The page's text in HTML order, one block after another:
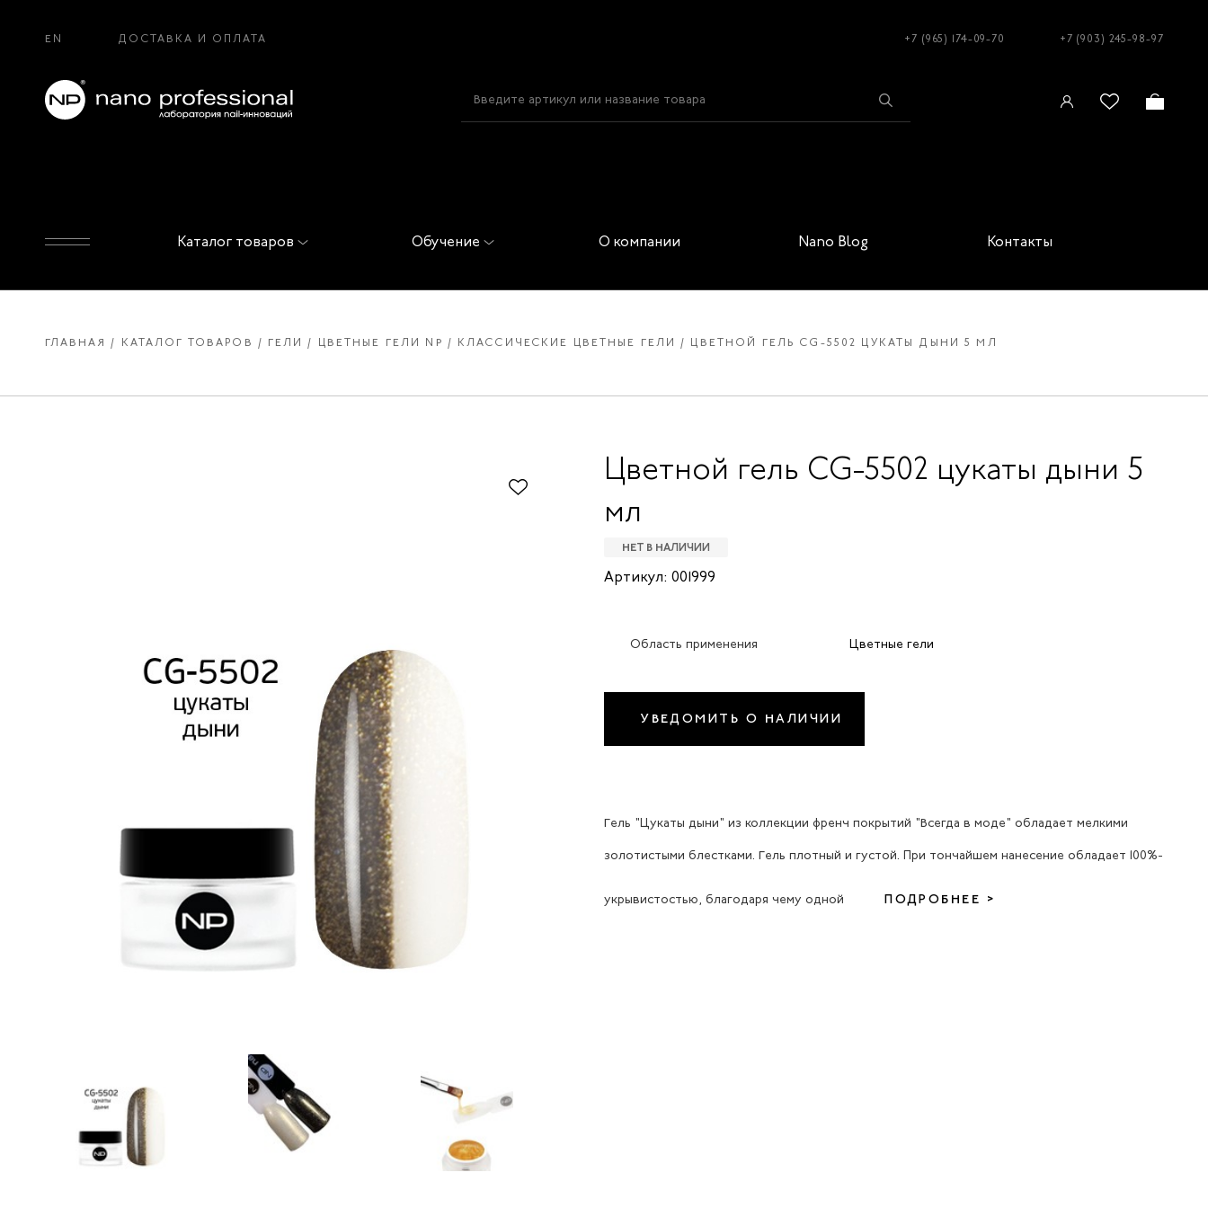
EN ДОСТАВКА И ОПЛАТА +7 (965) 174-09-70 +7 (903) 245-98-97
Каталог товаров Обучение О компании Nano Blog Контакты
ГЛАВНАЯ КАТАЛОГ ТОВАРОВ ГЕЛИ ЦВЕТНЫЕ ГЕЛИ NP КЛАССИЧЕСКИЕ ЦВЕТНЫЕ ГЕЛИ ЦВЕТНОЙ ГЕЛЬ CG-5502 ЦУКАТЫ ДЫНИ 5 МЛ
Цветной гель CG-5502 цукаты дыни 5
мл
НЕТ В НАЛИЧИИ
Артикул: 001999
Область применения Цветные гели
УВЕДОМИТЬ О НАЛИЧИИ
Гель "Цукаты дыни" из коллекции френч покрытий "Всегда в моде" обладает мелкими
золотистыми блестками. Гель плотный и густой. При тончайшем нанесение обладает 100%-
укрывистостью, благодаря чему одной ПОДРОБНЕЕ >